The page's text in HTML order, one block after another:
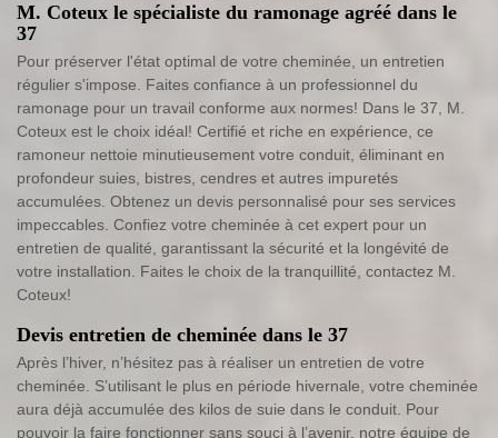
M. Coteux le spécialiste du ramonage agréé dans le
37
Pour préserver l'état optimal de votre cheminée, un entretien
régulier s'impose. Faites confiance à un professionnel du
ramonage pour un travail conforme aux normes! Dans le 37, M.
Coteux est le choix idéal! Certifié et riche en expérience, ce
ramoneur nettoie minutieusement votre conduit, éliminant en
profondeur suies, bistres, cendres et autres impuretés
accumulées. Obtenez un devis personnalisé pour ses services
impeccables. Confiez votre cheminée à cet expert pour un
entretien de qualité, garantissant la sécurité et la longévité de
votre installation. Faites le choix de la tranquillité, contactez M.
Coteux!
Devis entretien de cheminée dans le 37
Après l’hiver, n’hésitez pas à réaliser un entretien de votre
cheminée. S’utilisant le plus en période hivernale, votre cheminée
aura déjà accumulée des kilos de suie dans le conduit. Pour
pouvoir la faire fonctionner sans souci à l’avenir, notre équipe de